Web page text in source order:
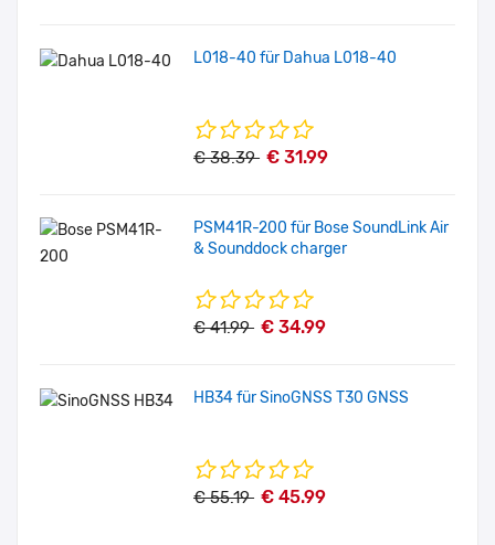
L018-40 für Dahua L018-40
€ 38.39 € 31.99
PSM41R-200 für Bose SoundLink Air
& Sounddock charger
€ 41.99 € 34.99
HB34 für SinoGNSS T30 GNSS
€ 55.19 € 45.99